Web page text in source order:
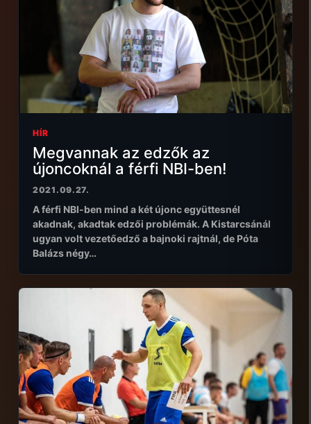
HÍR
Megvannak az edzők az
újoncoknál a férfi NBI-ben!
2021.09.27.
A férfi NBI-ben mind a két újonc együttesnél
akadnak, akadtak edzői problémák. A Kistarcsánál
ugyan volt vezetőedző a bajnoki rajtnál, de Póta
Balázs négy…